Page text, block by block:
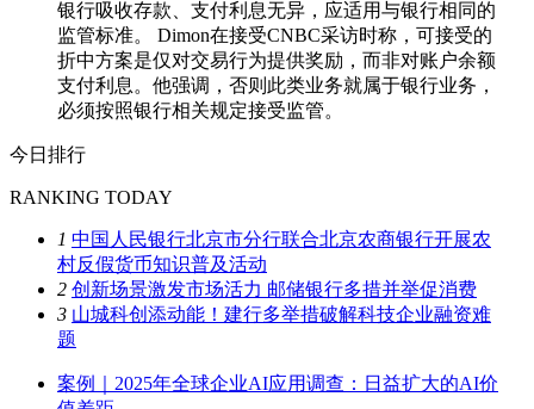
银行吸收存款、支付利息无异，应适用与银行相同的
监管标准。 Dimon在接受CNBC采访时称，可接受的
折中方案是仅对交易行为提供奖励，而非对账户余额
支付利息。他强调，否则此类业务就属于银行业务，
必须按照银行相关规定接受监管。
今日排行
RANKING TODAY
1 中国人民银行北京市分行联合北京农商银行开展农
村反假货币知识普及活动
2 创新场景激发市场活力 邮储银行多措并举促消费
3 山城科创添动能！建行多举措破解科技企业融资难
题
案例｜2025年全球企业AI应用调查：日益扩大的AI价